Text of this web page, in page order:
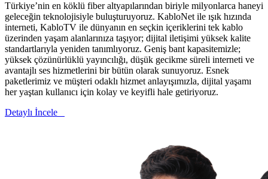
Türkiye’nin en köklü fiber altyapılarından biriyle milyonlarca haneyi
geleceğin teknolojisiyle buluşturuyoruz. KabloNet ile ışık hızında
interneti, KabloTV ile dünyanın en seçkin içeriklerini tek kablo
üzerinden yaşam alanlarınıza taşıyor; dijital iletişimi yüksek kalite
standartlarıyla yeniden tanımlıyoruz. Geniş bant kapasitemizle;
yüksek çözünürlüklü yayıncılığı, düşük gecikme süreli interneti ve
avantajlı ses hizmetlerini bir bütün olarak sunuyoruz. Esnek
paketlerimiz ve müşteri odaklı hizmet anlayışımızla, dijital yaşamı
her yaştan kullanıcı için kolay ve keyifli hale getiriyoruz.
Detaylı İncele